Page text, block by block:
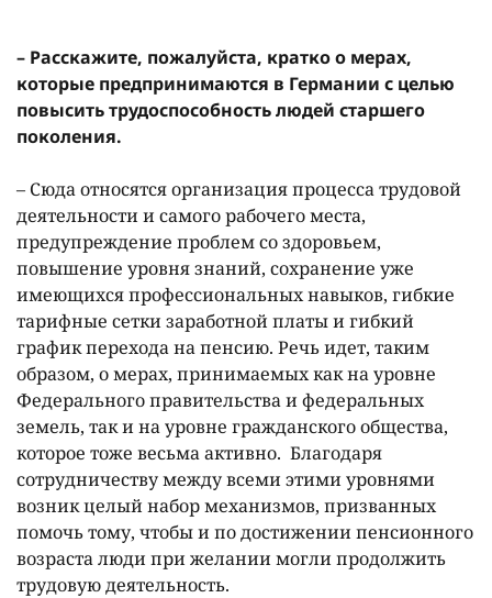
– Расскажите, пожалуйста, кратко о мерах,
которые предпринимаются в Германии с целью
повысить трудоспособность людей старшего
поколения.
– Сюда относятся организация процесса трудовой
деятельности и самого рабочего места,
предупреждение проблем со здоровьем,
повышение уровня знаний, сохранение уже
имеющихся профессиональных навыков, гибкие
тарифные сетки заработной платы и гибкий
график перехода на пенсию. Речь идет, таким
образом, о мерах, принимаемых как на уровне
Федерального правительства и федеральных
земель, так и на уровне гражданского общества,
которое тоже весьма активно. Благодаря
сотрудничеству между всеми этими уровнями
возник целый набор механизмов, призванных
помочь тому, чтобы и по достижении пенсионного
возраста люди при желании могли продолжить
трудовую деятельность.